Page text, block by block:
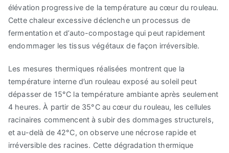
élévation progressive de la température au cœur du rouleau.
Cette chaleur excessive déclenche un processus de
fermentation et d’auto-compostage qui peut rapidement
endommager les tissus végétaux de façon irréversible.
Les mesures thermiques réalisées montrent que la
température interne d’un rouleau exposé au soleil peut
dépasser de 15°C la température ambiante après seulement
4 heures. À partir de 35°C au cœur du rouleau, les cellules
racinaires commencent à subir des dommages structurels,
et au-delà de 42°C, on observe une nécrose rapide et
irréversible des racines. Cette dégradation thermique